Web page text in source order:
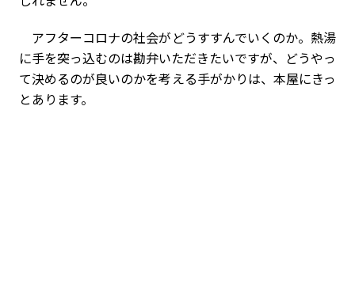
アフターコロナの社会がどうすすんでいくのか。熱湯
に手を突っ込むのは勘弁いただきたいですが、どうやっ
て決めるのが良いのかを考える手がかりは、本屋にきっ
とあります。